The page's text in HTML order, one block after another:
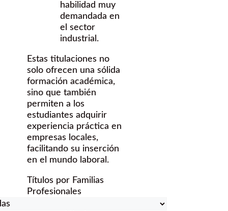
habilidad muy
demandada en
el sector
industrial.
Estas titulaciones no
solo ofrecen una sólida
formación académica,
sino que también
permiten a los
estudiantes adquirir
experiencia práctica en
empresas locales,
facilitando su inserción
en el mundo laboral.
Títulos por Familias
Profesionales